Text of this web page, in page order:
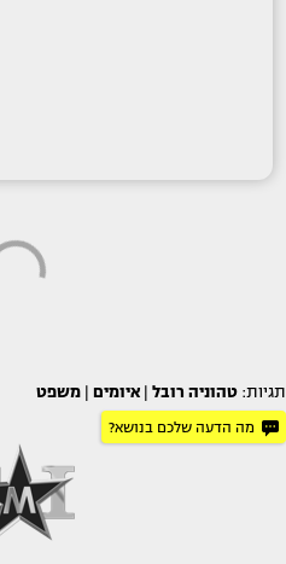
תגיות: טהוניה רובל איומים משפט
מה הדעה שלכם בנושא?